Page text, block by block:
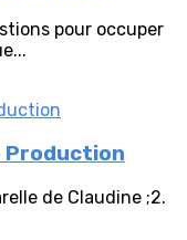
pour occuper
Production
de Claudine ;2.